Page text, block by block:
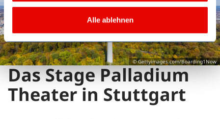
Alle ablehnen
Das Stage Palladium
Theater in Stuttgart
© Gettyimages.com/Boarding1Now